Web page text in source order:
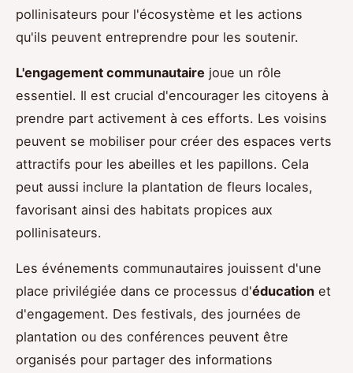
pollinisateurs pour l'écosystème et les actions
qu'ils peuvent entreprendre pour les soutenir.
L'engagement communautaire joue un rôle
essentiel. Il est crucial d'encourager les citoyens à
prendre part activement à ces efforts. Les voisins
peuvent se mobiliser pour créer des espaces verts
attractifs pour les abeilles et les papillons. Cela
peut aussi inclure la plantation de fleurs locales,
favorisant ainsi des habitats propices aux
pollinisateurs.
Les événements communautaires jouissent d'une
place privilégiée dans ce processus d'éducation et
d'engagement. Des festivals, des journées de
plantation ou des conférences peuvent être
organisés pour partager des informations